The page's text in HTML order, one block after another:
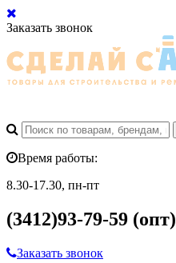
Заказать звонок
Время работы:
8.30-17.30, пн-пт
(3412)93-79-59 (опт)
Заказать звонок